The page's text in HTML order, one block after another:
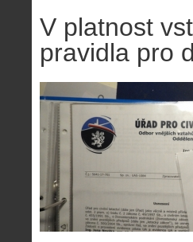
V platnost
pravidla pro